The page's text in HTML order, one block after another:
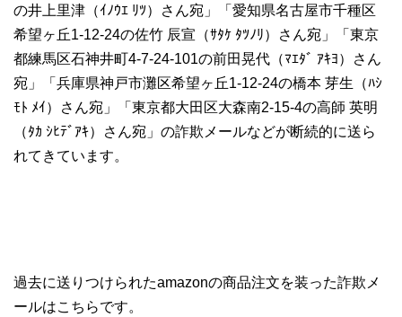
の井上里津（ｲﾉｳｴ ﾘﾂ）さん宛」「愛知県名古屋市千種区
希望ヶ丘1-12-24の佐竹 辰宣（ｻﾀｹ ﾀﾂﾉﾘ）さん宛」「東京
都練馬区石神井町4-7-24-101の前田晃代（ﾏｴﾀﾞ ｱｷﾖ）さん
宛」「兵庫県神戸市灘区希望ヶ丘1-12-24の橋本 芽生（ﾊｼ
ﾓﾄ ﾒｲ）さん宛」「東京都大田区大森南2-15-4の高師 英明
（ﾀｶ ｼﾋﾃﾞｱｷ）さん宛」の詐欺メールなどが断続的に送ら
れてきています。
過去に送りつけられたamazonの商品注文を装った詐欺メ
ールはこちらです。